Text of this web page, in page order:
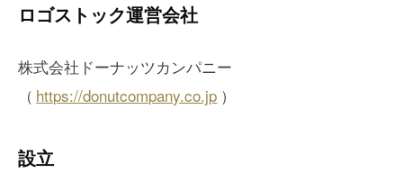
ロゴストック運営会社
株式会社ドーナッツカンパニー
（ https://donutcompany.co.jp ）
設立